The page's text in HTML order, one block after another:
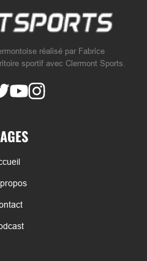
réalisé par Fabrice
sportif avec Clermont Sports.